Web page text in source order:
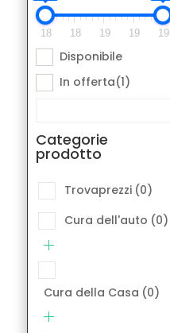
18 18 19 19 19
Disponibile
In offerta(1)
Categorie
prodotto
Trovaprezzi (0)
Cura dell'auto (0)
Cura della Casa (0)